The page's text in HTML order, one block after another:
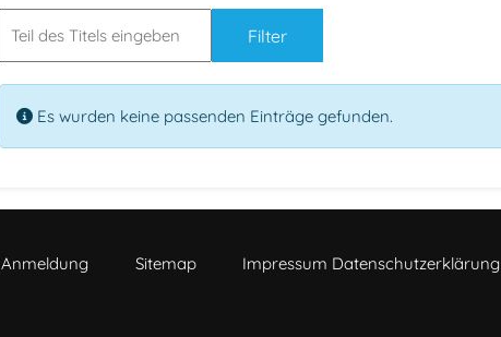
Filter
Es wurden keine passenden Einträge gefunden.
Anmeldung Sitemap Impressum Datenschutzerklärung